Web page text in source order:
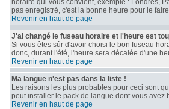
horaire qui vous convient, exemple : Londres,
pas enregistré, c'est la bonne heure pour le
Revenir en haut de page
J'ai changé le fuseau horaire et l'heure est
Si vous êtes sûr d'avoir choisi le bon fuseau
donc, durant l'été, l'heure sera décalée d'une
Revenir en haut de page
Ma langue n'est pas dans la liste !
Les raisons les plus probables pour ceci sont
peut installer le pack de langue dont vous
Revenir en haut de page